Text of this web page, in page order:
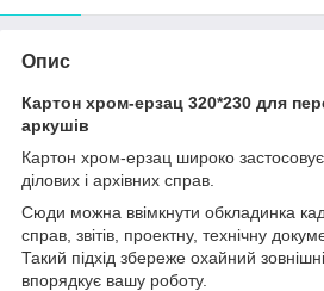
Опис
Картон хром-ерзац 320*230 для
аркушів
Картон хром-ерзац широко
ділових і архівних справ.
Сюди можна ввімкнути обкладинка
справ, звітів, проектну, технічну
Такий підхід збереже охайний
впорядкує вашу роботу.